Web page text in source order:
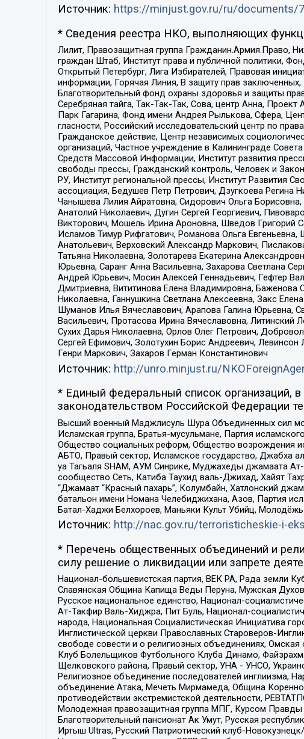
Источник: https://minjust.gov.ru/ru/documents/
* Сведения реестра НКО, выполняющих
Лилит, Правозащитная группа Гражданин.Армия.Право,
граждан Штаб, Институт права и публичной политики,
Открытый Петербург, Лига Избирателей, Правовая
информации, Горячая Линия, В защиту прав
Благотворительный фонд охраны здоровья и защиты
Серебряная тайга, Так-Так-Так, Сова, центр Анна,
Парк Гагарина, Фонд имени Андрея Рылькова, Сфера,
гласности, Российский исследовательский центр по
Гражданское действие, Центр независимых
организаций, Частное учреждение в Калининграде
Средств Массовой Информации, Институт развития
свободы прессы, Гражданский контроль, Человек и
РУ, Институт региональной прессы, Институт Развития
ассоциация, Бедушев Петр Петрович, Дзугкоева
Чанышева Лилия Айратовна, Сидорович Ольга
Анатолий Николаевич, Дугин Сергей Георгиевич,
Викторович, Мошель Ирина Ароновна, Шведов Григорий
Исламов Тимур Рифгатович, Романова Ольга
Анатольевич, Верховский Александр Маркович,
Татьяна Николаевна, Золотарева Екатерина
Юрьевна, Саранг Анна Васильевна, Захарова Светлана
Андрей Юрьевич, Мосин Алексей Геннадьевич, Гефтер
Дмитриевна, Вититинова Елена Владимировна, Баженова
Николаевна, Ганнушкина Светлана Алексеевна, Закс
Шуманов Илья Вячеславович, Арапова Галина Юрьевна,
Васильевич, Протасова Ирина Вячеславовна,
Сухих Дарья Николаевна, Орлов Олег Петрович,
Сергей Ефимович, Золотухин Борис Андреевич,
Генри Маркович, Захаров Герман Константинович
Источник: http://unro.minjust.ru/
* Единый федеральный список организаций,
законодательством Российской Федерации
Высший военный Маджлисуль Шура Объединенных сил
Исламская группа, Братья-мусульмане, Партия
Общество социальных реформ, Общество возрождения
АБТО, Правый сектор, Исламское государство, Джабха
уа Тагьаля SHAM, АУМ Синрике, Муджахеды джамаата
сообщество Сеть, Катиба Таухид валь-Джихад, Хайят
“Джамаат “Красный пахарь”, Колумбайн, Хатлонский
батальон имени Номана Челебиджихана, Азов, Партия
Батал-Хаджи Белхороев, Маньяки Культ Убийц,
Источник: http://nac.gov.ru/terroristicheskie-i-
* Перечень общественных объединений и
силу решение о ликвидации или запрете
Национал-большевистская партия, ВЕК РА, Рада земли
Славянская Община Капища Веды Перуна, Мужская
Русское национальное единство, Национал-
Ат-Такфир Валь-Хиджра, Пит Буль, Национал-
народа, Национальная Социалистическая Инициатива
Инглистической церкви Православных Староверов-
свободе совести и о религиозных объединениях,
Клуб Болельщиков Футбольного Клуба Динамо,
Щелковского района, Правый сектор, УНА - УНСО,
Религиозное объединение последователей инглиизма,
объединение Атака, Мечеть Мирмамеда, Община
противодействии экстремистской деятельности,
Молодежная правозащитная группа МПГ, Курсом Правды
Благотворительный пансионат Ак Умут, Русская
Иртыш Ultras, Русский Патриотический клуб-